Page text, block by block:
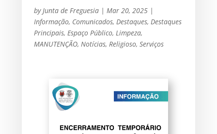
by Junta de Freguesia| Mar 20, 2025|
Informação, Comunicados, Destaques, Destaques
Principais, Espaço Público, Limpeza,
MANUTENÇÃO, Notícias, Religioso, Serviços